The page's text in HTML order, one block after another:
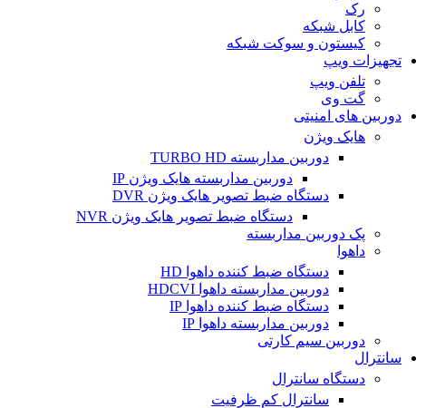
رک
کابل شبکه
کیستون و سوکت شبکه
تجهیزات ویپ
تلفن ویپ
گت وی
دوربین های امنیتی
هایک ویژن
دوربین مداربسته TURBO HD
دوربین مداربسته هایک ویژن IP
دستگاه ضبط تصویر هایک ویژن DVR
دستگاه ضبط تصویر هایک ویژن NVR
پک دوربین مداربسته
داهوا
دستگاه ضبط کننده داهوا HD
دوربین مداربسته داهوا HDCVI
دستگاه ضبط کننده داهوا IP
دوربین مداربسته داهوا IP
دوربین سیم کارتی
سانترال
دستگاه سانترال
سانترال کم ظرفیت